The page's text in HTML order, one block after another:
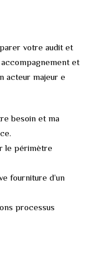
votre audit et
et
acteur majeur e
besoin et ma
le périmètre
fourniture d’un
processus